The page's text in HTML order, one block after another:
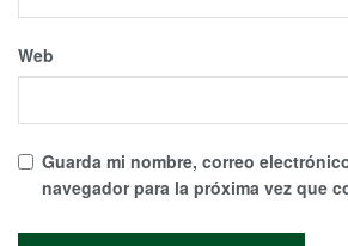
Web
Guarda mi nombre, correo
navegador para la próxima vez que